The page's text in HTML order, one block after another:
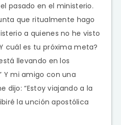
pasado en el ministerio.
que ritualmente hago
a quienes no he visto
cuál es tu próxima meta?
llevando en los
Y mi amigo con una
dijo: “Estoy viajando a la
la unción apostólica